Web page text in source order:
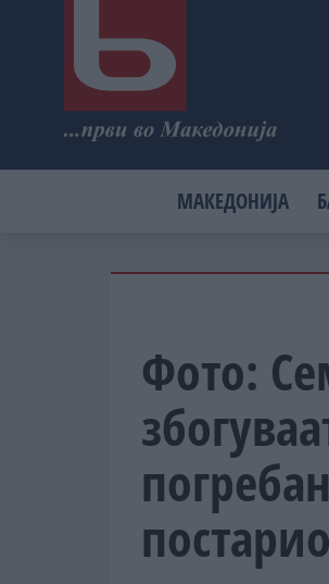
МАКЕДОНИЈА
Фото: